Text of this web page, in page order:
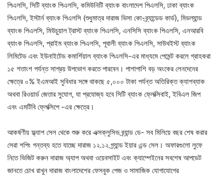
পিএলসি, সিটি ব্যাংক পিএলসি, কমিউনিটি ব্যাংক বাংলাদেশ পিএলসি, ঢাকা ব্যাংক
পিএলসি, ইস্টার্ন ব্যাংক পিএলসি (শুধুমাত্র দারাজ ভিসা কো-ব্র্যান্ডেড কার্ড), মিডল্যান্ড
ব্যাংক পিএলসি, মিউচুয়াল ট্রাস্ট ব্যাংক পিএলসি, এনসিসি ব্যাংক পিএলসি, এনআরবি
ব্যাংক পিএলসি, প্রাইম ব্যাংক পিএলসি, পূবালী ব্যাংক পিএলসি, সাউথইস্ট ব্যাংক
লিমিটেড এবং ইউনাইটেড কমার্শিয়াল ব্যাংক পিএলসি-এর মাধ্যমে পেমেন্ট করলে গ্রাহকরা
১৫ শতাংশ পর্যন্ত সাশ্রয় উপভোগ করতে পারবেন। পাশাপাশি বড় অংকের লেনদেনের
ক্ষেত্রে ০% ইএমআই সুবিধার সঙ্গে থাকছে ৫,০০০ টাকা পর্যন্ত অতিরিক্ত ক্যাশব্যাক
অথবা রিওয়ার্ড জেতার সুযোগ, যা প্রযোজ্য হবে সিটি ব্যাংক ফ্লেক্সিবাই, ইবিএল জিপ
এবং এমটিবি ফ্লেক্সিপে -এর ক্ষেত্রে।
আকর্ষণীয় ফ্ল্যাশ সেল থেকে শুরু করে এক্সক্লুসিভ ব্র্যান্ড ডে- সব মিলিয়ে বছর শেষ করার
সেরা শপিং গন্তব্য হতে যাচ্ছে দারাজ ১২.১২ গ্র্যান্ড ইয়ার এন্ড সেল। অফারগুলো লুফে
নিতে ভিজিট করুন দারাজ অ্যাপ অথবা ওয়েবসাইট এবং ক্যাম্পেইনের সবশেষ আপডেট
জানতে চোখ রাখুন দারাজ বাংলাদেশের ফেসবুক পেজ ও সামাজিক যোগাযোগের